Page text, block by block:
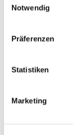
Notwendig
Präferenzen
Statistiken
Marketing
diese